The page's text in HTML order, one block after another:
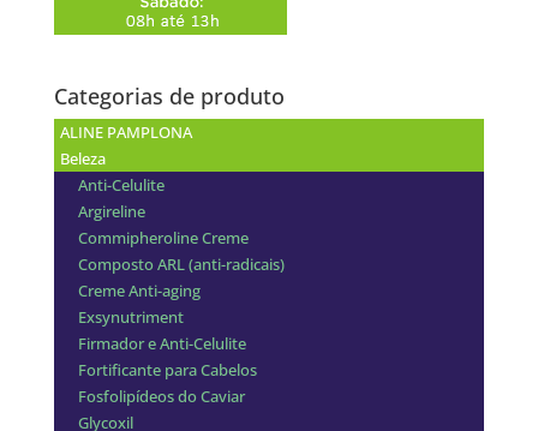
Categorias de produto
ALINE PAMPLONA
Beleza
Anti-Celulite
Argireline
Commipheroline Creme
Composto ARL (anti-radicais)
Creme Anti-aging
Exsynutriment
Firmador e Anti-Celulite
Fortificante para Cabelos
Fosfolipídeos do Caviar
Glycoxil